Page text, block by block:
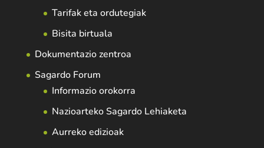
Tarifak eta ordutegiak
Bisita birtuala
Dokumentazio zentroa
Sagardo Forum
Informazio orokorra
Nazioarteko Sagardo Lehiaketa
Aurreko edizioak